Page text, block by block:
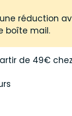
réduction
boîte mail.
de 49€